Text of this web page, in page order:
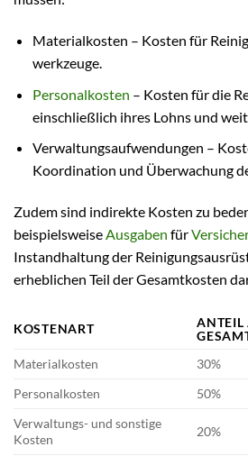
Materialkosten – Kosten für
werkzeuge.
Personalkosten – Kosten für die
einschließlich ihres Lohns und
Verwaltungsaufwendungen –
Koordination und Überwachung
Zudem sind indirekte Kosten zu
beispielsweiseAusgaben für
Instandhaltung der
erheblichen Teil der Gesamtkosten
KOSTENART
ANTEIL
Materialkosten
30%
Personalkosten
50%
Verwaltungs- und sonstige
Kosten
20%